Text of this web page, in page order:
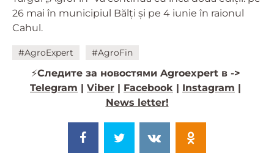
26 mai în municipiul Bălți și pe 4 iunie în raionul
Cahul.
#AgroExpert #AgroFin
⚡️Следите за новостями Agroexpert в ->
Telegram
Viber Facebook Instagram
News letter!